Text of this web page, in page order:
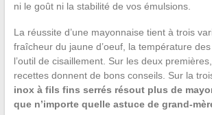
ni le goût ni la stabilité de vos émulsions.
La réussite d’une mayonnaise tient à trois
fraîcheur du jaune d’oeuf, la température
l’outil de cisaillement. Sur les deux
recettes donnent de bons conseils. Sur la
inox à fils fins serrés résout plus de
que n’importe quelle astuce de grand-